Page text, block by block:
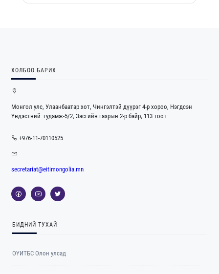
ХОЛБОО БАРИХ
Монгол улс, Улаанбаатар хот, Чингэлтэй дүүрэг 4-р хороо, Нэгдсэн
Үндэстний гудамж-5/2, Засгийн газрын 2-р байр, 113 тоот
+976-11-70110525
secretariat@eitimongolia.mn
БИДНИЙ ТУХАЙ
ОҮИТБС Олон улсад